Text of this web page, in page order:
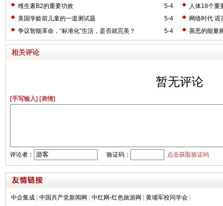
5-4
维生素B2的重要功效
人体18个重
5-4
美国学龄前儿童的一道测试题
网络时代 谣
5-4
争议智能革命，“标准化”生活，是否就完美？ 善恶的能量
相关评论
暂无评论
[手写输入] [表情]
评论者： 验证码： 点击获取验证码
中企集成 | 中国共产党新闻网 | 中红网-红色旅游网 | 黄埔军校同学会 |